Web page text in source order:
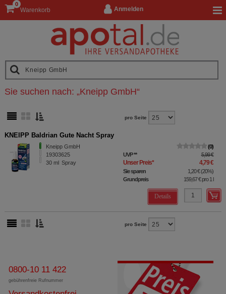
Anmelden
Warenkorb
0
Sie suchen nach: „Kneipp GmbH“
pro Seite
KNEIPP Baldrian Gute Nacht Spray
Kneipp GmbH
19303625
30 ml Spray
0
UVP** 5,99 €
Unser Preis* 4,79 €
Sie sparen 1,20 €(20%)
Grundpreis
159,67 €pro 1 l
Details
pro Seite
0800-10 11 422
gebührenfreie Rufnummer